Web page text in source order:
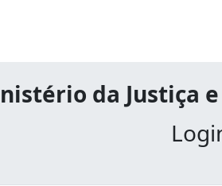
da Justiça